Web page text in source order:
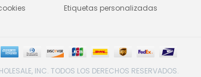
Etiquetas personalizadas
INC. TODOS LOS DERECHOS RESERVADOS.